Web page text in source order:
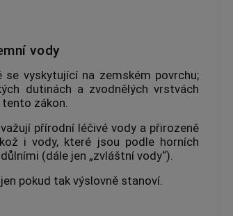
vody
vyskytující na zemském povrchu;
dutinách a zvodnělých vrstvách
zákon.
přírodní léčivé vody a přirozeně
i vody, které jsou podle horních
(dále jen „zvláštní vody“).
pokud tak výslovně stanoví.